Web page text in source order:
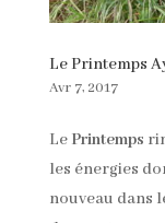
Le Printemps
Avr 7, 2017
Le Printemps
les énergies
nouveau dans